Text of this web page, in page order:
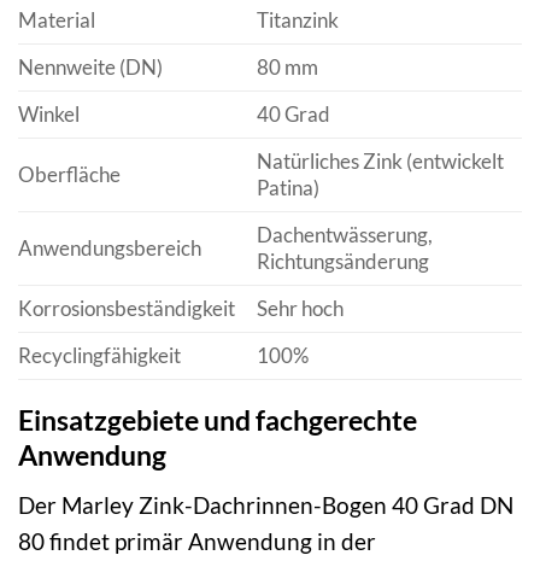
Material
Titanzink
Nennweite (DN)
80 mm
Winkel
40 Grad
Oberfläche
Natürliches Zink (entwickelt
Patina)
Anwendungsbereich
Dachentwässerung,
Richtungsänderung
Korrosionsbeständigkeit
Sehr hoch
Recyclingfähigkeit
100%
Einsatzgebiete und fachgerechte
Anwendung
Der Marley Zink-Dachrinnen-Bogen 40 Grad DN
80 findet primär Anwendung in der